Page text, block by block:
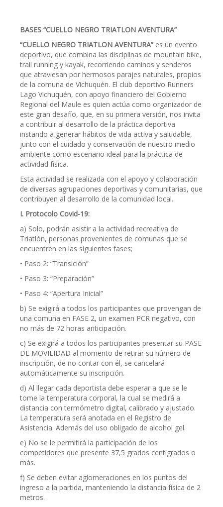
BASES “CUELLO NEGRO TRIATLON AVENTURA”
“CUELLO NEGRO TRIATLON AVENTURA” es un evento
deportivo, que combina las disciplinas de mountain bike,
trail running y kayak, recorriendo caminos y senderos
que atraviesan por hermosos parajes naturales, propios
de la comuna de Vichuquén. El club deportivo Runners
Lago Vichuquén, con apoyo financiero del Gobierno
Regional del Maule es quien actúa como organizador de
este gran desafío, que, en su primera versión, nos invita
a contribuir al desarrollo de la práctica deportiva
instando a generar hábitos de vida activa y saludable,
junto con el cuidado y conservación de nuestro medio
ambiente como escenario ideal para la práctica de
actividad física.
Esta actividad se realizada con el apoyo y colaboración
de diversas agrupaciones deportivas y comunitarias, que
contribuyen al desarrollo de la comunidad local.
I. Protocolo Covid-19:
a) Solo, podrán asistir a la actividad recreativa de
Triatlón, personas provenientes de comunas que se
encuentren en las siguientes fases;
• Paso 2: “Transición”
• Paso 3: “Preparación”
• Paso 4: “Apertura Inicial”
b) Se exigirá a todos los participantes que provengan de
una comuna en FASE 2, un examen PCR negativo, con
no más de 72 horas anticipación.
c) Se exigirá a todos los participantes presentar su PASE
DE MOVILIDAD al momento de retirar su número de
inscripción, de no contar con él, se cancelará
automáticamente su inscripción.
d) Al llegar cada deportista debe esperar a que se le
tome la temperatura corporal, la cual se medirá a
distancia con termómetro digital, calibrado y ajustado.
La temperatura será anotada en el Registro de
Asistencia. Además del uso obligado de alcohol gel.
e) No se le permitirá la participación de los
competidores que presente 37,5 grados centígrados o
más.
f) Se deben evitar aglomeraciones en los puntos del
ingreso a la partida, manteniendo la distancia física de 2
metros.